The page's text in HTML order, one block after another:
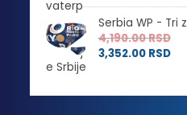
Serbia WP - Tri
4,190.00RSD
3,352.00 RSD